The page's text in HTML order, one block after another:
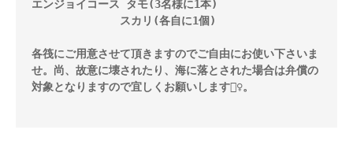
エンジョイコース タモ(3名様に1本)
各筏にご用意させて頂きますのでご自由にお使い下さいま
せ。尚、故意に壊されたり、海に落とされた場合は弁償の
対象となりますので宜しくお願いします🙇‍♀️。